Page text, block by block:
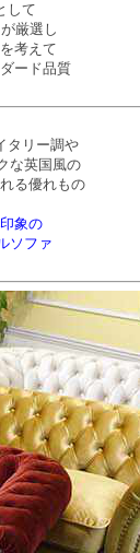
して
厳選し
考えて
ード品質
タリー調や
な英国風の
る優れもの
象の
ソファ